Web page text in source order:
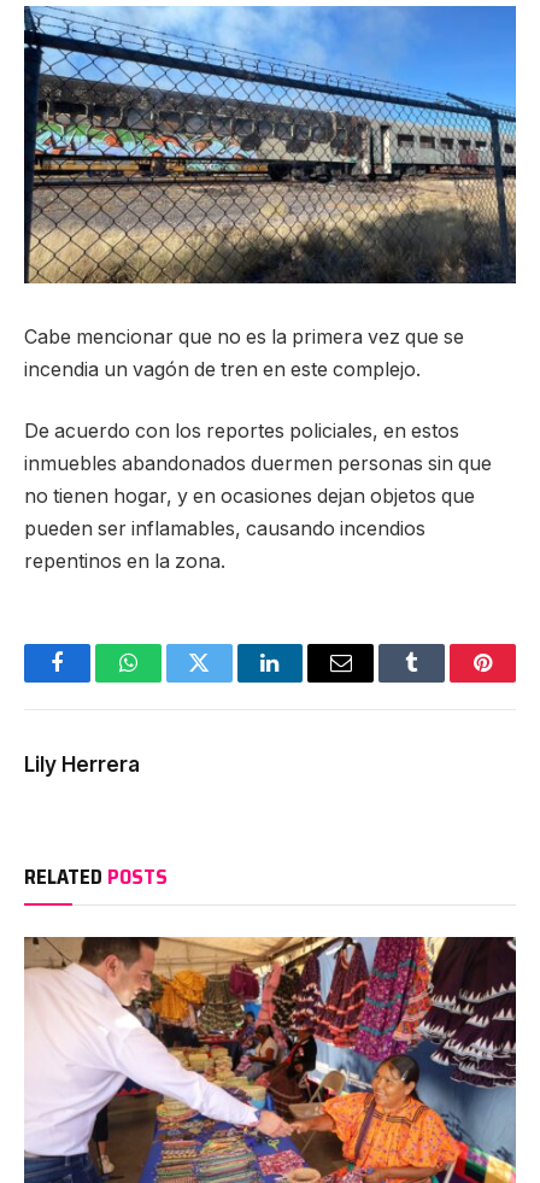
Cabe mencionar que no es la primera vez que se
incendia un vagón de tren en este complejo.
De acuerdo con los reportes policiales, en estos
inmuebles abandonados duermen personas sin que
no tienen hogar, y en ocasiones dejan objetos que
pueden ser inflamables, causando incendios
repentinos en la zona.
FacebookWhatsAppTwitter LinkedInEmail Tumblr
Lily Herrera
RELATED POSTS